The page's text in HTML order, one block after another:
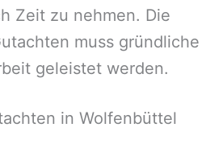
Zeit zu nehmen. Die
muss gründliche
geleistet werden.
in Wolfenbüttel